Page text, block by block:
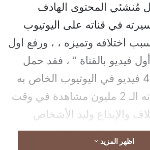
المحتوى الهادف
في قناته على اليوتيوب
عام 2018 بسبب اختلافه وتميزه ، ، ورفع اول
فيديو بالقناة ” ، فقد حمل
ساهر اكثر من 40 فيديو في اليوتيوب الخاص به
وتخطت مشاهداته الـ 2 مليون مشاهدة في وقت
والإبداع وليد الأشخاص
فقد تميزت قناته
اظهر المزيد